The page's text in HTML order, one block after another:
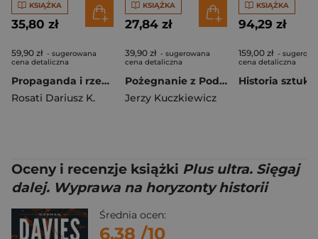
KSIĄŻKA
35,80 zł
59,90 zł - sugerowana
cena detaliczna
Propaganda i rzeczywistość. Osiem lat rządów PiS
Rosati Dariusz K.
KSIĄŻKA
27,84 zł
39,90 zł - sugerowana
cena detaliczna
Pożegnanie z Podolem
Jerzy Kuczkiewicz
KSIĄŻKA
94,29 zł
159,00 zł -
cena detaliczna
Historia sztuki
Oceny i recenzje książki Plus ultra. Sięgaj
dalej. Wyprawa na horyzonty historii
Średnia ocen:
6.38 /10